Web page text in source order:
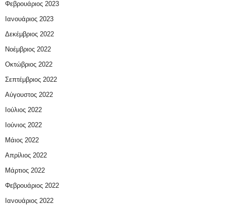
Φεβρουάριος 2023
Ιανουάριος 2023
Δεκέμβριος 2022
Νοέμβριος 2022
Οκτώβριος 2022
Σεπτέμβριος 2022
Αύγουστος 2022
Ιούλιος 2022
Ιούνιος 2022
Μάιος 2022
Απρίλιος 2022
Μάρτιος 2022
Φεβρουάριος 2022
Ιανουάριος 2022